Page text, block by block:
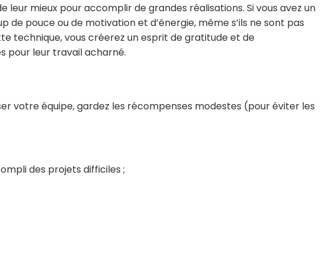
leur mieux pour accomplir de grandes réalisations. Si vous avez un
pouce ou de motivation et d’énergie, même s’ils ne sont pas
technique, vous créerez un esprit de gratitude et de
pour leur travail acharné.
votre équipe, gardez les récompenses modestes (pour éviter les
des projets difficiles ;